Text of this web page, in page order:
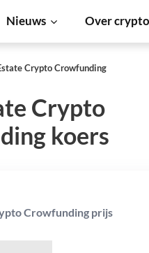
Nieuws Over
Crypto Crowfunding
Crypto
koers
Crowfunding prijs